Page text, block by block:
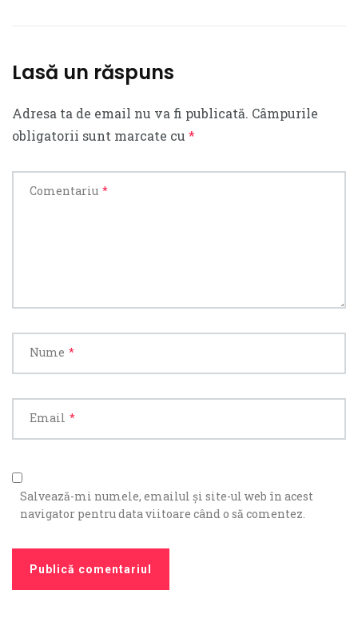
Lasă un răspuns
Adresa ta de email nu va fi publicată. Câmpurile
obligatorii sunt marcate cu *
Comentariu *
Nume *
Email *
Salvează-mi numele, emailul și site-ul web în acest
navigator pentru data viitoare când o să comentez.